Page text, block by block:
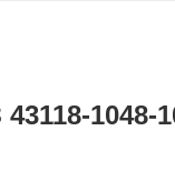
1048-